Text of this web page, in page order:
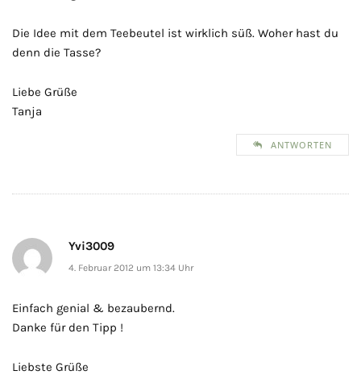
Die Idee mit dem Teebeutel ist wirklich süß. Woher hast du
denn die Tasse?
Liebe Grüße
Tanja
ANTWORTEN
Yvi3009
4. Februar 2012 um 13:34 Uhr
Einfach genial & bezaubernd.
Danke für den Tipp !
Liebste Grüße